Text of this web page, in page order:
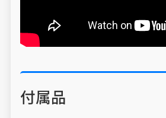
付属品